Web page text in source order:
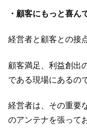
・顧客にもっと喜ん
経営者と顧客との接
顧客満足、利益創出
である現場にあるの
経営者は、その重要
のアンテナを張って